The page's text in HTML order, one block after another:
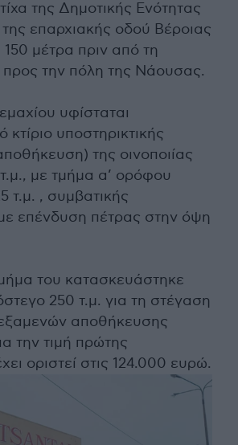
της Δημοτικής Ενότητας
επαρχιακής οδού Βέροιας
μέτρα πριν από τη
την πόλη της Νάουσας.
υφίσταται
κτίριο υποστηρικτικής
της οινοποιίας
με τμήμα α’ ορόφου
τ.μ. , συμβατικής
επένδυση πέτρας στην όψη
του κατασκευάστηκε
250 τ.μ. για τη στέγαση
αποθήκευσης
την τιμή πρώτης
οριστεί στις 124.000 ευρώ.